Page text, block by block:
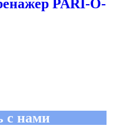
PARI-О-
с нами